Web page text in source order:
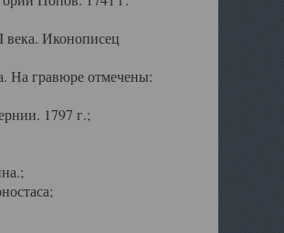
Иконописец
На гравюре отмечены:
1797 г.;